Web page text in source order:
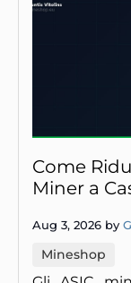
Come
Miner a
Aug 3, 2026 by
Mineshop